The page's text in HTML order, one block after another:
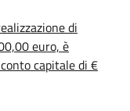
di
euro, è
capitale di €